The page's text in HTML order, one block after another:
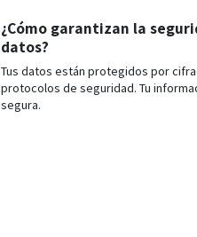
¿Cómo garantizan la
datos?
Tus datos están protegidos por
protocolos de seguridad. Tu
segura.